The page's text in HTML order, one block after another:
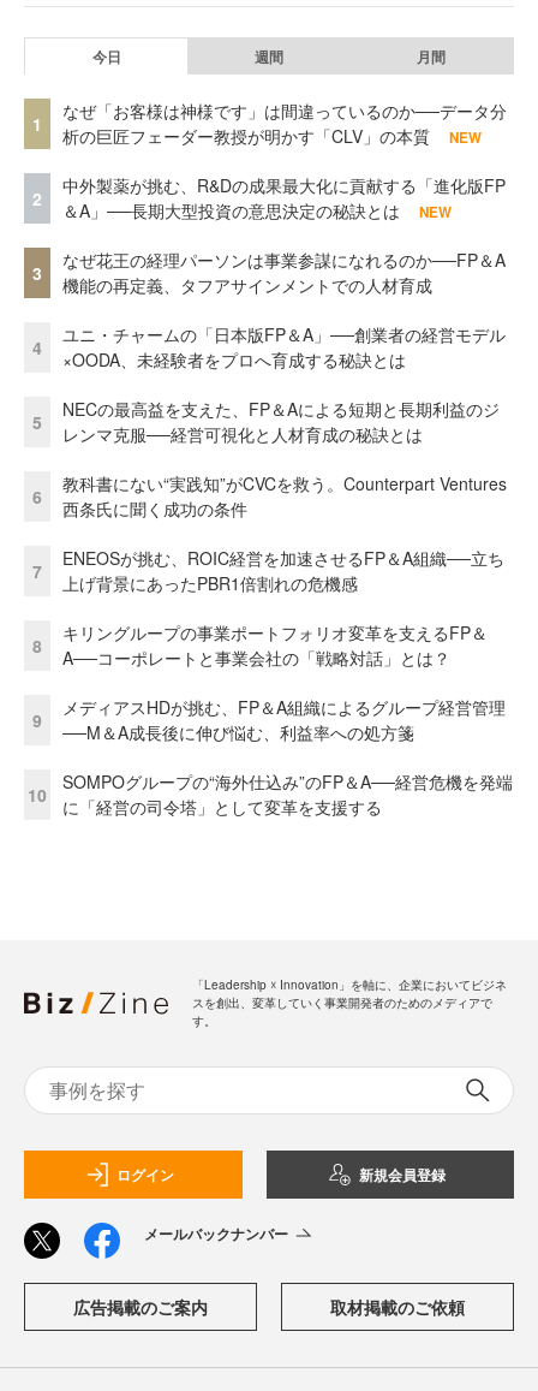
今日 週間 月間
1
なぜ「お客様は神様です」は間違っているのか──データ分
析の巨匠フェーダー教授が明かす「CLV」の本質
NEW
2
中外製薬が挑む、R&Dの成果最大化に貢献する「進化版FP
＆A」──長期大型投資の意思決定の秘訣とは
NEW
3
なぜ花王の経理パーソンは事業参謀になれるのか──FP＆A
機能の再定義、タフアサインメントでの人材育成
4
ユニ・チャームの「日本版FP＆A」──創業者の経営モデル
×OODA、未経験者をプロへ育成する秘訣とは
5
NECの最高益を支えた、FP＆Aによる短期と長期利益のジ
レンマ克服──経営可視化と人材育成の秘訣とは
6
教科書にない“実践知”がCVCを救う。Counterpart Ventures
西条氏に聞く成功の条件
7
ENEOSが挑む、ROIC経営を加速させるFP＆A組織──立ち
上げ背景にあったPBR1倍割れの危機感
8
キリングループの事業ポートフォリオ変革を支えるFP＆
A──コーポレートと事業会社の「戦略対話」とは？
9
メディアスHDが挑む、FP＆A組織によるグループ経営管理
──M＆A成長後に伸び悩む、利益率への処方箋
10
SOMPOグループの“海外仕込み”のFP＆A──経営危機を発端
に「経営の司令塔」として変革を支援する
「Leadership ☓ Innovation」を軸に、企業においてビジネ
スを創出、変革していく事業開発者のためのメディアで
す。
ログイン 新規会員登録
メールバックナンバー
広告掲載のご案内 取材掲載のご依頼